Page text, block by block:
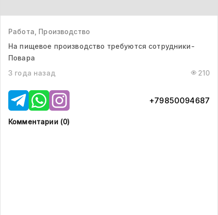
Работа, Производство
На пищевое производство требуются сотрудники-
Повара
3 года назад
210
+79850094687
Комментарии (0)